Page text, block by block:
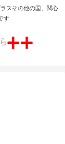
スその他の国、関心
す